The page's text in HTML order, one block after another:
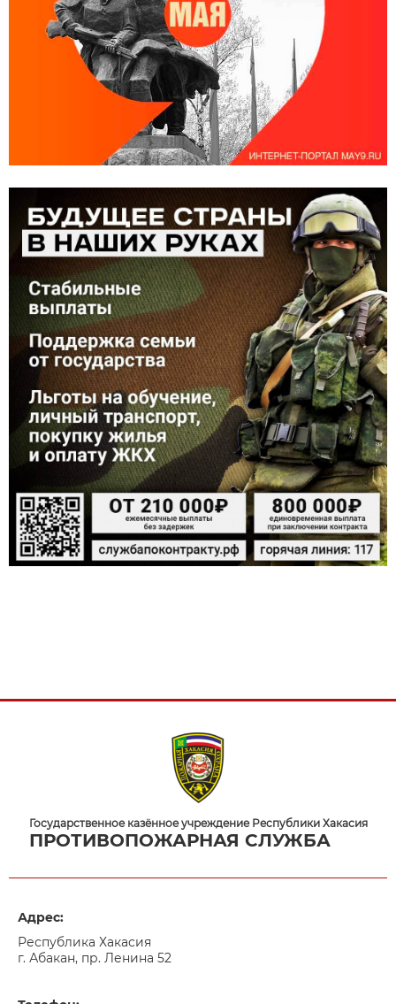
Государственное казённое учреждение Республики Хакасия
ПРОТИВОПОЖАРНАЯ СЛУЖБА
Адрес:
Республика Хакасия
г. Абакан, пр. Ленина 52